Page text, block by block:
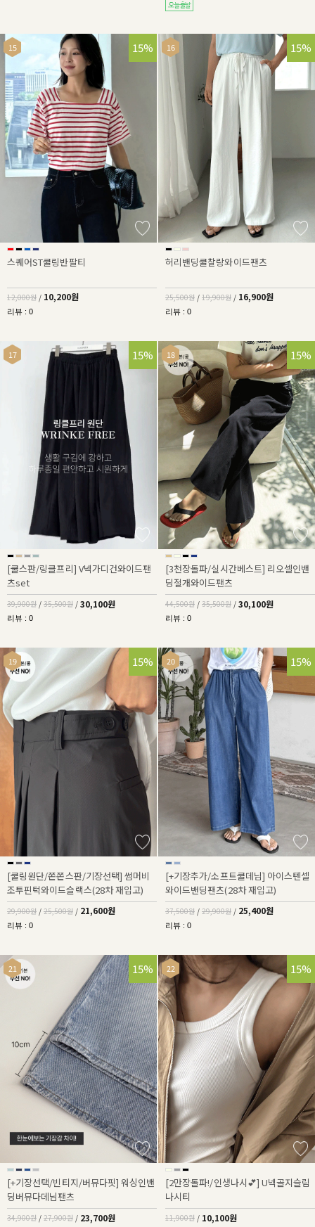
15%
스퀘어ST쿨링반팔티
12,000원 / 10,200원
리뷰 : 0
34%
15%
허리밴딩쿨찰랑와이드팬츠
25,500원 / 19,900원 / 16,900원
리뷰 : 0
25%
15%
[쿨스판/링클프리] V넥가디건와이드팬
츠set
39,900원 / 35,500원 / 30,100원
리뷰 : 0
32%
15%
[3천장돌파/실시간베스트] 리오셀인밴
딩절개와이드팬츠
44,500원 / 35,500원 / 30,100원
리뷰 : 0
28%
15%
[쿨링원단/쫀쫀스판/기장선택] 썸머비
조투핀턱와이드슬랙스(28차 재입고)
29,900원 / 25,500원 / 21,600원
리뷰 : 0
32%
15%
[+기장추가/소프트쿨데님] 아이스텐셀
와이드밴딩팬츠(28차 재입고)
37,500원 / 29,900원 / 25,400원
리뷰 : 0
32%
15%
[+기장선택/빈티지/버뮤다핏] 워싱인밴
딩버뮤다데님팬츠
34,900원 / 27,900원 / 23,700원
15%
[2만장돌파!/인생나시💕] U넥골지슬림
나시티
11,900원 / 10,100원